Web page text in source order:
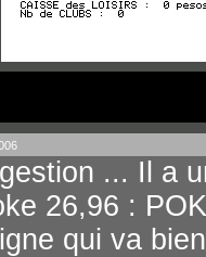
... Il a
26,96 :
qui va